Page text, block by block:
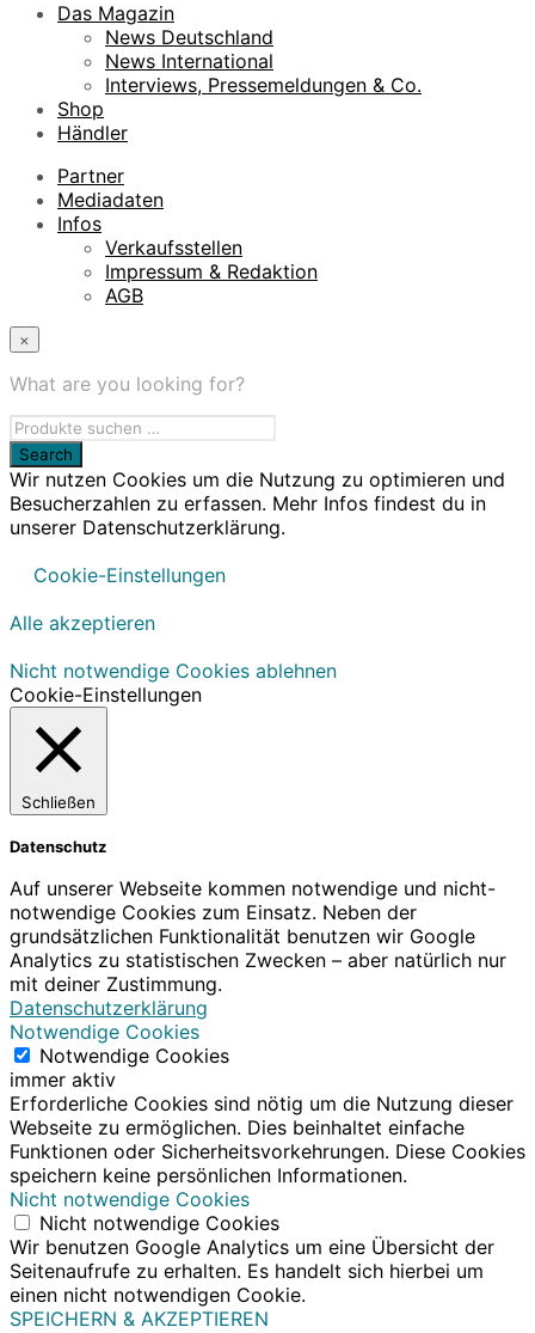
Das Magazin
News Deutschland
News International
Interviews, Pressemeldungen & Co.
Shop
Händler
Partner
Mediadaten
Infos
Verkaufsstellen
Impressum & Redaktion
AGB
×
What are you looking for?
Wir nutzen Cookies um die Nutzung zu optimieren und
Besucherzahlen zu erfassen. Mehr Infos findest du in
unserer Datenschutzerklärung.
Cookie-Einstellungen
Alle akzeptieren
Nicht notwendige Cookies ablehnen
Cookie-Einstellungen
Schließen
Datenschutz
Auf unserer Webseite kommen notwendige und nicht-
notwendige Cookies zum Einsatz. Neben der
grundsätzlichen Funktionalität benutzen wir Google
Analytics zu statistischen Zwecken – aber natürlich nur
mit deiner Zustimmung.
Datenschutzerklärung
Notwendige Cookies
Notwendige Cookies
immer aktiv
Erforderliche Cookies sind nötig um die Nutzung dieser
Webseite zu ermöglichen. Dies beinhaltet einfache
Funktionen oder Sicherheitsvorkehrungen. Diese Cookies
speichern keine persönlichen Informationen.
Nicht notwendige Cookies
Nicht notwendige Cookies
Wir benutzen Google Analytics um eine Übersicht der
Seitenaufrufe zu erhalten. Es handelt sich hierbei um
einen nicht notwendigen Cookie.
SPEICHERN & AKZEPTIEREN